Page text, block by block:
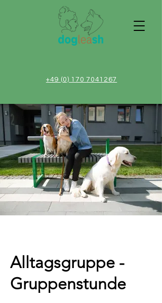
+49 (0) 170 7041267
Alltagsgruppe -
Gruppenstunde